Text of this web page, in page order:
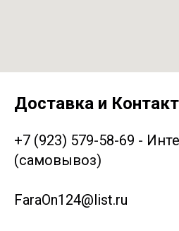
Доставка и
+7 (923) 579-58-69 -
(самовывоз)
FaraOn124@list.ru